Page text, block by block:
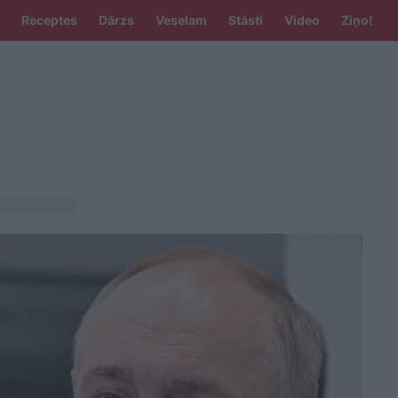
Receptes Dārzs Veselam Stāsti Video Ziņo!